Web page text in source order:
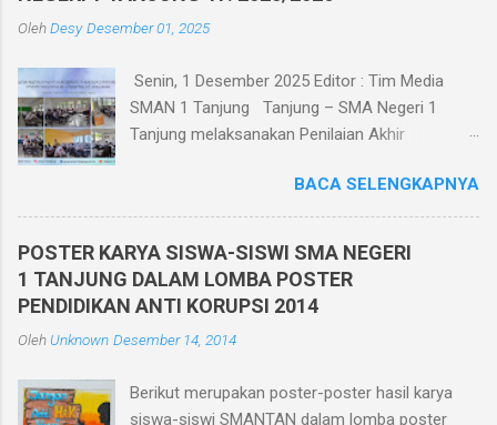
OlehDesy Desember 01, 2025
Senin, 1 Desember 2025 Editor : Tim Media
SMAN 1 Tanjung Tanjung – SMA Negeri 1
Tanjung melaksanakan Penilaian Akhir
teknologi informatika pada tanggal 1 - 6
Desember 2025. Penilaian Akhir Semester
Berbasis Teknologi Informatika ini diikuti oleh
seluruh siswa kelas X, XI, dan XII di kelasnya
masing-masing yang berjumlah 30 ruang.
Teknologi Informatika ini dilaksanakan dalam
peserta ujian menggunakan HP. Dan bagi siswa
BACA SELENGKAPNYA
POSTER KARYA SISWA-SISWI SMA NEGERI
1 TANJUNG DALAM LOMBA POSTER
PENDIDIKAN ANTI KORUPSI 2014
OlehUnknown Desember 14, 2014
Berikut merupakan poster-poster hasil karya
siswa-siswi SMANTAN dalam lomba poster